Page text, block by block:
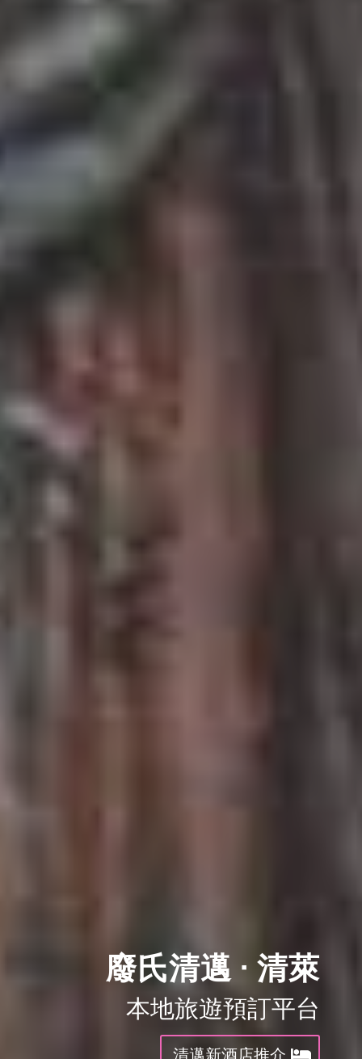
廢氏清邁 · 清萊
本地旅遊預訂平台
清邁新酒店推介